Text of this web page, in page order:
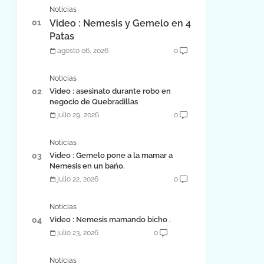
Noticias
Video : Nemesis y Gemelo en 4
Patas
agosto 06, 2026 0
Noticias
Video : asesinato durante robo en
negocio de Quebradillas
julio 29, 2026 0
Noticias
Video : Gemelo pone a la mamar a
Nemesis en un bańo.
julio 22, 2026 0
Noticias
Video : Nemesis mamando bicho .
julio 23, 2026 0
Noticias